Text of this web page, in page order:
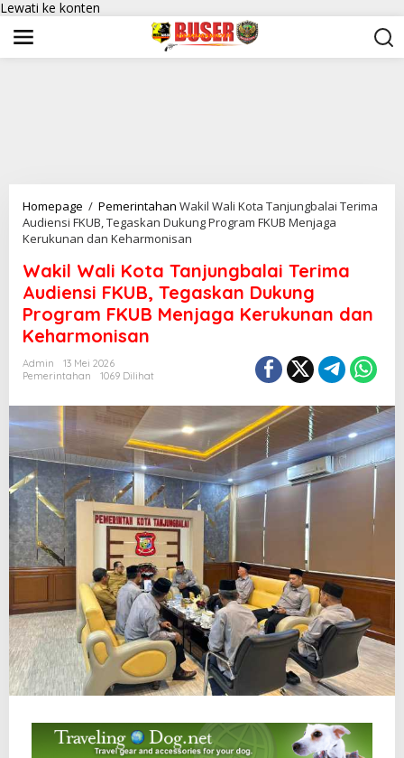
Lewati ke konten
Homepage / Pemerintahan Wakil Wali Kota Tanjungbalai Terima
Audiensi FKUB, Tegaskan Dukung Program FKUB Menjaga
Kerukunan dan Keharmonisan
Wakil Wali Kota Tanjungbalai Terima
Audiensi FKUB, Tegaskan Dukung
Program FKUB Menjaga Kerukunan dan
Keharmonisan
Admin
13 Mei 2026
Pemerintahan
1069 Dilihat